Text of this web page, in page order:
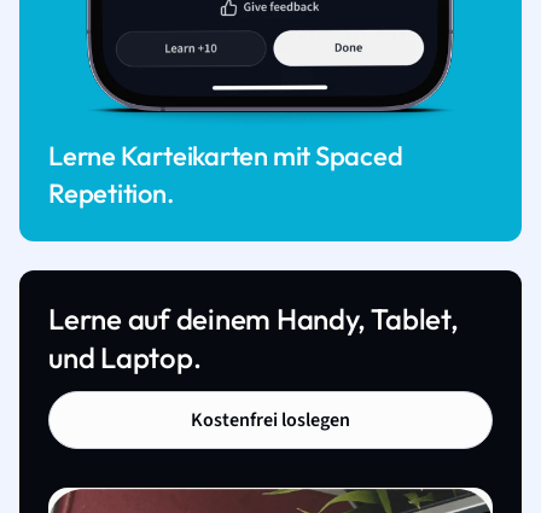
Lerne Karteikarten mit Spaced
Repetition.
Lerne auf deinem Handy, Tablet,
und Laptop.
Kostenfrei loslegen